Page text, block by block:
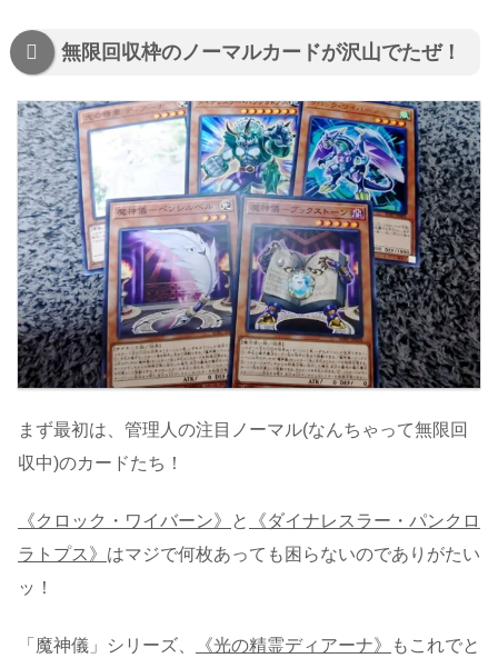
無限回収枠のノーマルカードが沢山でたぜ！
まず最初は、管理人の注目ノーマル(なんちゃって無限回
収中)のカードたち！
《クロック・ワイバーン》 と
《ダイナレスラー・パンクロ
ラトプス》 はマジで何枚あっても困らないのでありがたい
ッ！
「魔神儀」シリーズ、 《光の精霊ディアーナ》
もこれでと